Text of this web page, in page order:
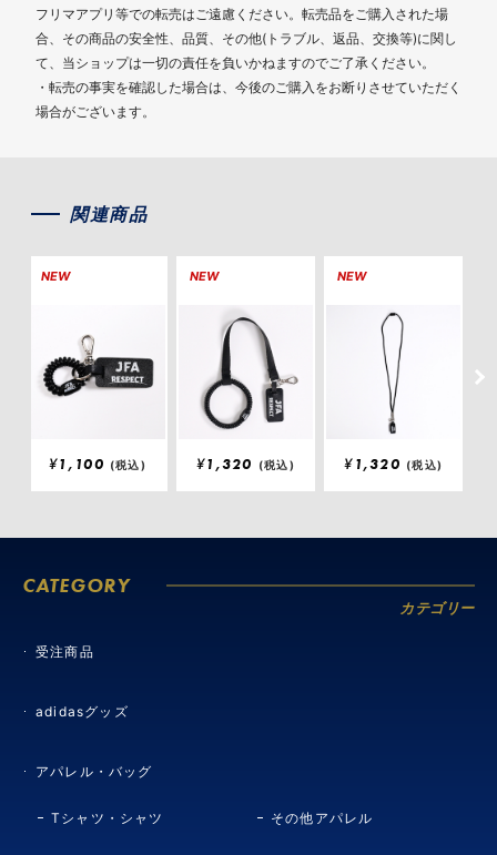
フリマアプリ等での転売はご遠慮ください。転売品をご購入された場
合、その商品の安全性、品質、その他(トラブル、返品、交換等)に関し
て、当ショップは一切の責任を負いかねますのでご了承ください。
・転売の事実を確認した場合は、今後のご購入をお断りさせていただく
場合がございます。
関連商品
NEW
¥1,100 (税込)
NEW
¥1,320 (税込)
NEW
¥1,320 (税込)
CATEGORY
カテゴリー
受注商品
adidasグッズ
アパレル・バッグ
Tシャツ・シャツ その他アパレル